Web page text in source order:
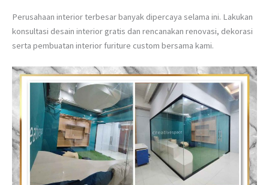
Perusahaan interior terbesar banyak dipercaya selama ini. Lakukan
konsultasi desain interior gratis dan rencanakan renovasi, dekorasi
serta pembuatan interior furiture custom bersama kami.